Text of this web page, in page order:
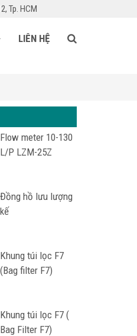
Tp. HCM
LIÊN HỆ
Flow meter 10-130
L/P LZM-25Z
Đồng hồ lưu lượng
kế
Khung túi lọc F7
(Bag filter F7)
Khung túi lọc F7 (
Bag Filter F7)